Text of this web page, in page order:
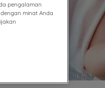
pengalaman
minat Anda